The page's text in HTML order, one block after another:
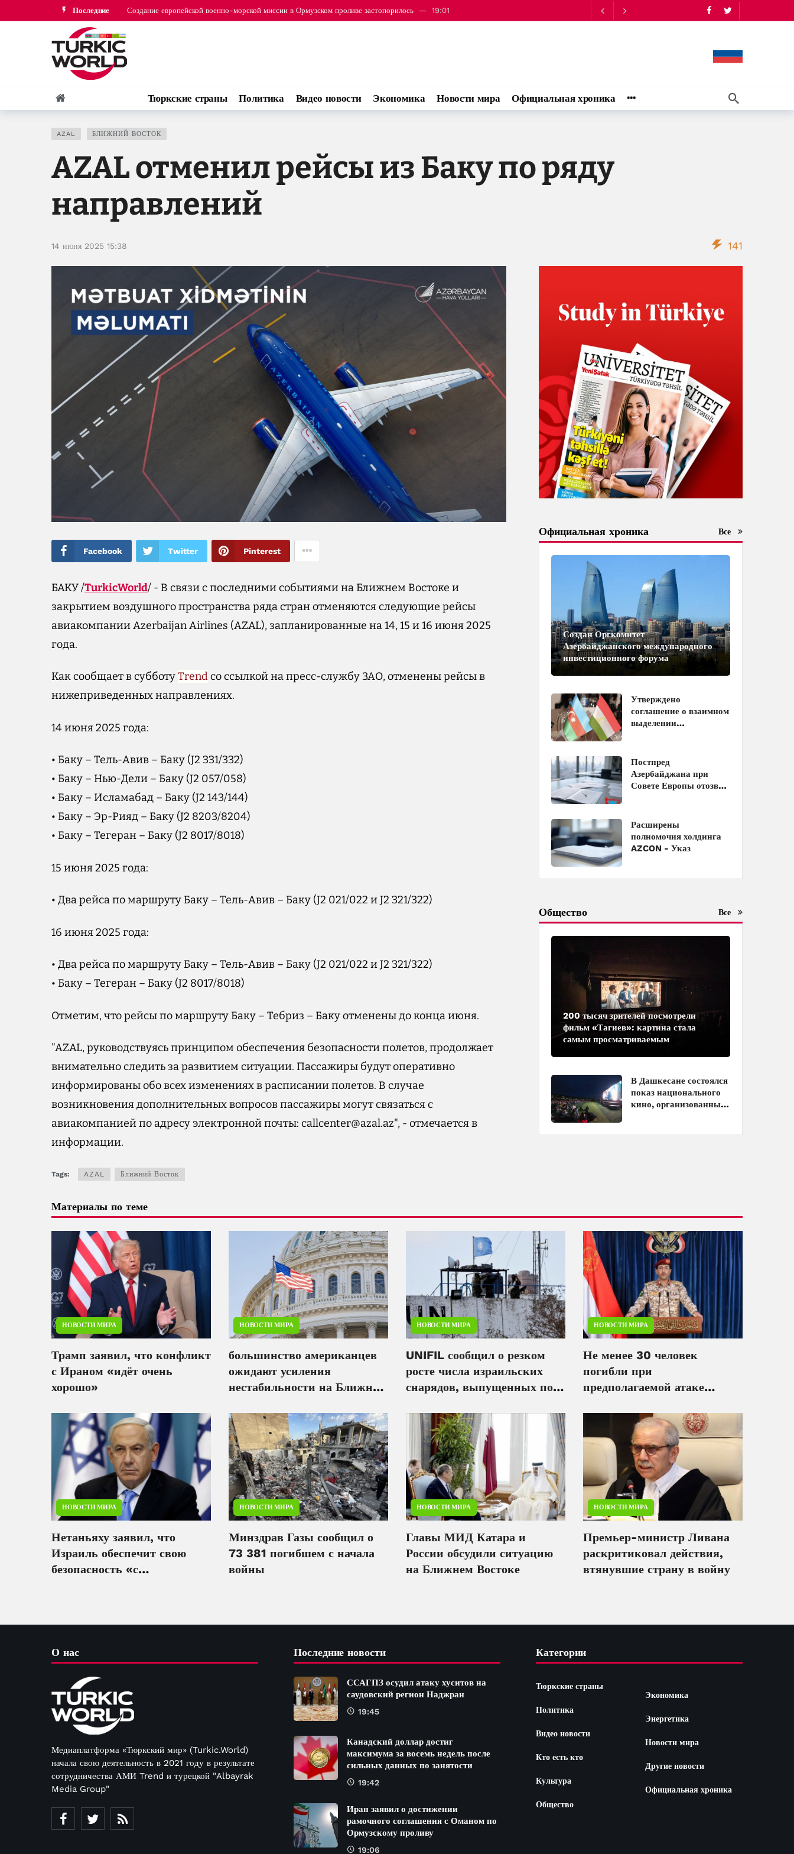
Последние Создание европейской военно-морской миссии в Ормузском проливе застопорилось 19:01
Тюркские страны Политика Видео новости Экономика Новости мира Официальная хроника
AZAL БЛИЖНИЙ ВОСТОК
AZAL отменил рейсы из Баку по ряду
направлений
14 июня 2025 15:38 141
Facebook Twitter Pinterest
БАКУ /TurkicWorld/ - В связи с последними событиями на Ближнем Востоке и
закрытием воздушного пространства ряда стран отменяются следующие рейсы
авиакомпании Azerbaijan Airlines (AZAL), запланированные на 14, 15 и 16 июня 2025
года.
Как сообщает в субботуTrendсо ссылкой на пресс-службу ЗАО, отменены рейсы в
нижеприведенных направлениях.
14 июня 2025 года:
• Баку – Тель-Авив – Баку (J2 331/332)
• Баку – Нью-Дели – Баку (J2 057/058)
• Баку – Исламабад – Баку (J2 143/144)
• Баку – Эр-Рияд – Баку (J2 8203/8204)
• Баку – Тегеран – Баку (J2 8017/8018)
15 июня 2025 года:
• Два рейса по маршруту Баку – Тель-Авив – Баку (J2 021/022 и J2 321/322)
16 июня 2025 года:
• Два рейса по маршруту Баку – Тель-Авив – Баку (J2 021/022 и J2 321/322)
• Баку – Тегеран – Баку (J2 8017/8018)
Отметим, что рейсы по маршруту Баку – Тебриз – Баку отменены до конца июня.
"AZAL, руководствуясь принципом обеспечения безопасности полетов, продолжает
внимательно следить за развитием ситуации. Пассажиры будут оперативно
информированы обо всех изменениях в расписании полетов. В случае
возникновения дополнительных вопросов пассажиры могут связаться с
авиакомпанией по адресу электронной почты: callcenter@azal.az", - отмечается в
информации.
Tags: AZAL Ближний Восток
Официальная хроника Все
Создан Оргкомитет
Азербайджанского международного
инвестиционного форума
Утверждено
соглашение о взаимном
выделении
и Таджикистаном
Постпред
Азербайджана при
Совете Европы отозван
Расширены
полномочия холдинга
AZCON - Указ
Общество Все
200 тысяч зрителей посмотрели
фильм «Тагиев»: картина стала
самым просматриваемым
В Дашкесане состоялся
показ национального
кино, организованный
Материалы по теме
НОВОСТИ МИРА
Трамп заявил, что конфликт
с Ираном «идёт очень
хорошо»
НОВОСТИ МИРА
большинство американцев
ожидают усиления
нестабильности на Ближнем
НОВОСТИ МИРА
UNIFIL сообщил о резком
росте числа израильских
снарядов, выпущенных по
НОВОСТИ МИРА
Не менее 30 человек
погибли при
предполагаемой атаке
быстрого реагирования
Йемена
НОВОСТИ МИРА
Нетаньяху заявил, что
Израиль обеспечит свою
безопасность «с
НОВОСТИ МИРА
Минздрав Газы сообщил о
73 381 погибшем с начала
войны
НОВОСТИ МИРА
Главы МИД Катара и
России обсудили ситуацию
на Ближнем Востоке
НОВОСТИ МИРА
Премьер-министр Ливана
раскритиковал действия,
втянувшие страну в войну
О нас
Медиаплатформа «Тюркский мир» (Turkic.World)
начала свою деятельность в 2021 году в результате
сотрудничества АМИ Trend и турецкой "Albayrak
Media Group"
Последние новости
ССАГПЗ осудил атаку хуситов на
саудовский регион Наджран
19:45
Канадский доллар достиг
максимума за восемь недель после
сильных данных по занятости
19:42
Иран заявил о достижении
рамочного соглашения с Оманом по
Ормузскому проливу
19:06
Категории
Тюркские страны
Политика
Видео новости
Кто есть кто
Культура
Общество
Экономика
Энергетика
Новости мира
Другие новости
Официальная хроника